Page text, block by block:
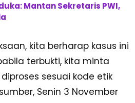
Mantan Sekretaris PWI,
kita berharap kasus ini
terbukti, kita minta
sesuai kode etik
Senin 3 November